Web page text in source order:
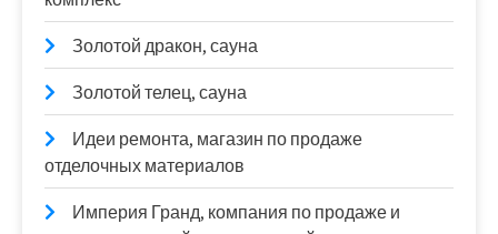
Золотой дракон, сауна
Золотой телец, сауна
Идеи ремонта, магазин по продаже
отделочных материалов
Империя Гранд, компания по продаже и